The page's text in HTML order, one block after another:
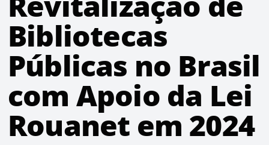
Bibliotecas
Públicas no Brasil
com Apoio da Lei
Rouanet em 2024